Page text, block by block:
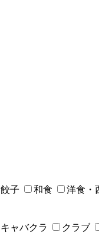
餃子 和食 洋食・
キャバクラ クラブ